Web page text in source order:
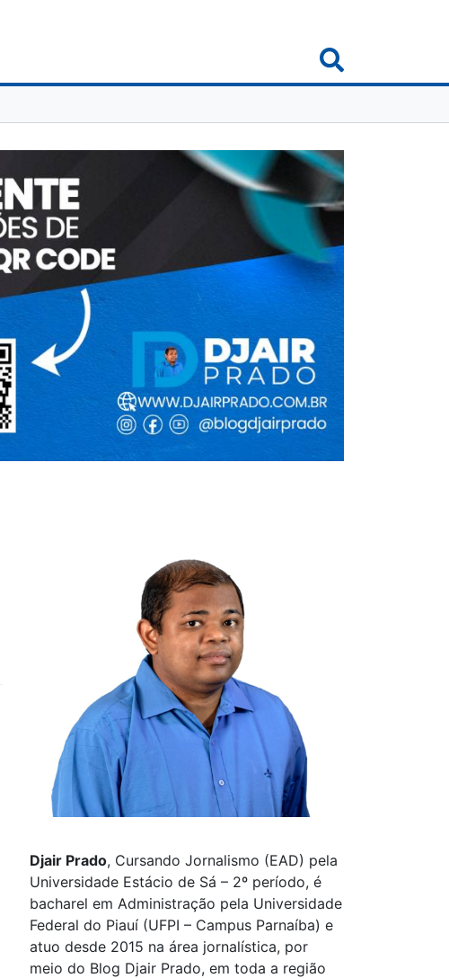
Djair Prado, Cursando Jornalismo (EAD) pela
Universidade Estácio de Sá – 2º período, é
bacharel em Administração pela Universidade
Federal do Piauí (UFPI – Campus Parnaíba) e
atuo desde 2015 na área jornalística, por
meio do Blog Djair Prado, em toda a região